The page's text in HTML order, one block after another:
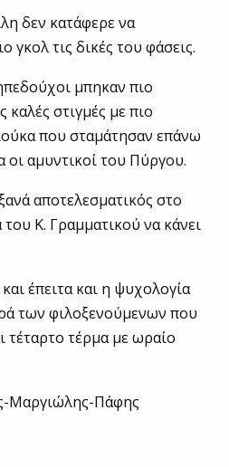
δεν κατάφερε να
γκολ τις δικές του φάσεις.
μπηκαν πιο
καλές στιγμές με πιο
που σταμάτησαν επάνω
αμυντικοί του Πύργου.
αποτελεσματικός στο
Κ. Γραμματικού να κάνει
έπειτα και η ψυχολογία
των φιλοξενούμενων που
τέταρτο τέρμα με ωραίο
Μαργιώλης-Πάφης